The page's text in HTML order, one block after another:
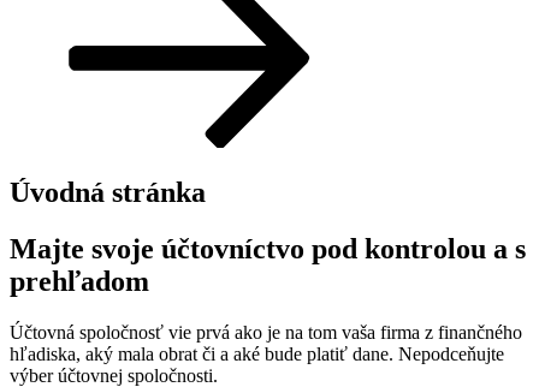
Úvodná stránka
Majte svoje účtovníctvo pod kontrolou a s
prehľadom
Účtovná spoločnosť vie prvá ako je na tom vaša firma z finančného
hľadiska, aký mala obrat či a aké bude platiť dane. Nepodceňujte
výber účtovnej spoločnosti.